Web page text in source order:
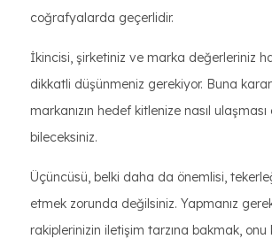
coğrafyalarda geçerlidir.
İkincisi, şirketiniz ve marka değerleriniz
dikkatli düşünmeniz gerekiyor. Buna
markanızın hedef kitlenize nasıl
bileceksiniz.
Üçüncüsü, belki daha da önemlisi,
etmek zorunda değilsiniz. Yapmanız
rakiplerinizin iletişim tarzına bakmak,